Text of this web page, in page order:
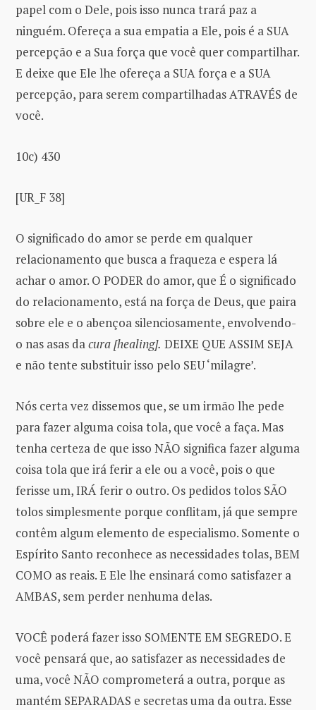
papel com o Dele, pois isso nunca trará paz a
ninguém. Ofereça a sua empatia a Ele, pois é a SUA
percepção e a Sua força que você quer compartilhar.
E deixe que Ele lhe ofereça a SUA força e a SUA
percepção, para serem compartilhadas ATRAVÉS de
você.
10c) 430
[UR_F 38]
O significado do amor se perde em qualquer
relacionamento que busca a fraqueza e espera lá
achar o amor. O PODER do amor, que É o significado
do relacionamento, está na força de Deus, que paira
sobre ele e o abençoa silenciosamente, envolvendo-
o nas asas dacura [healing]. DEIXE QUE ASSIM SEJA
e não tente substituir isso pelo SEU ‘milagre’.
Nós certa vez dissemos que, se um irmão lhe pede
para fazer alguma coisa tola, que você a faça. Mas
tenha certeza de que isso NÃO significa fazer alguma
coisa tola que irá ferir a ele ou a você, pois o que
ferisse um, IRÁ ferir o outro. Os pedidos tolos SÃO
tolos simplesmente porque conflitam, já que sempre
contêm algum elemento de especialismo. Somente o
Espírito Santo reconhece as necessidades tolas, BEM
COMO as reais. E Ele lhe ensinará como satisfazer a
AMBAS, sem perder nenhuma delas.
VOCÊ poderá fazer isso SOMENTE EM SEGREDO. E
você pensará que, ao satisfazer as necessidades de
uma, você NÃO comprometerá a outra, porque as
mantém SEPARADAS e secretas uma da outra. Esse